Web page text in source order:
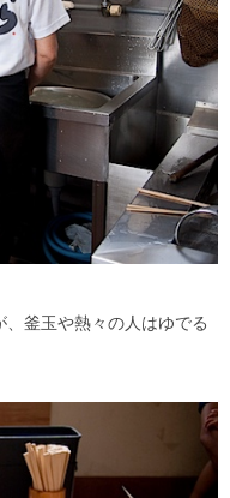
釜玉や熱々の人はゆでる